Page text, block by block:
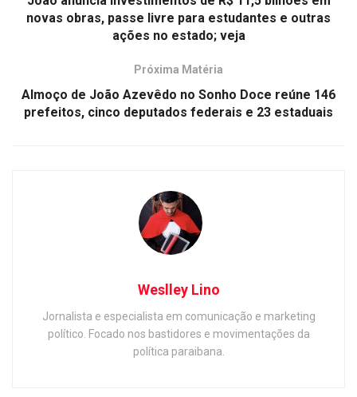
novas obras, passe livre para estudantes e outras
ações no estado; veja
Próxima Matéria
Almoço de João Azevêdo no Sonho Doce reúne 146
prefeitos, cinco deputados federais e 23 estaduais
Weslley Lino
Jornalista e especialista em comunicação e marketing
político. Focado nos bastidores e movimentações da
política paraibana.